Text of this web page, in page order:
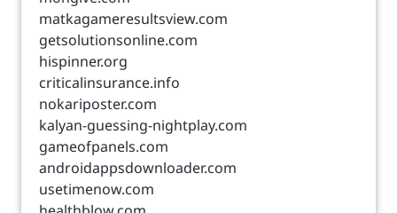
matkagameresultsview.com
getsolutionsonline.com
hispinner.org
criticalinsurance.info
nokariposter.com
kalyan-guessing-nightplay.com
gameofpanels.com
androidappsdownloader.com
usetimenow.com